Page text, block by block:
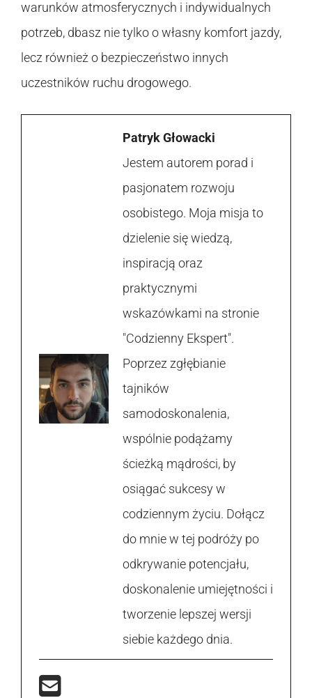
warunków atmosferycznych i indywidualnych
potrzeb, dbasz nie tylko o własny komfort jazdy,
lecz również o bezpieczeństwo innych
uczestników ruchu drogowego.
Patryk Głowacki
Jestem autorem porad i
pasjonatem rozwoju
osobistego. Moja misja to
dzielenie się wiedzą,
inspiracją oraz
praktycznymi
wskazówkami na stronie
"Codzienny Ekspert".
Poprzez zgłębianie
tajników
samodoskonalenia,
wspólnie podążamy
ścieżką mądrości, by
osiągać sukcesy w
codziennym życiu. Dołącz
do mnie w tej podróży po
odkrywanie potencjału,
doskonalenie umiejętności i
tworzenie lepszej wersji
siebie każdego dnia.